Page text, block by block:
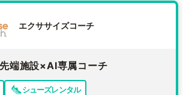
エクササイズコーチ
端施設×AI専属コーチ
シューズレンタル